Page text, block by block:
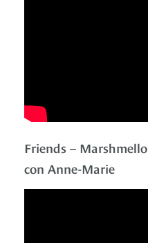
Friends – Marshmello
con Anne-Marie